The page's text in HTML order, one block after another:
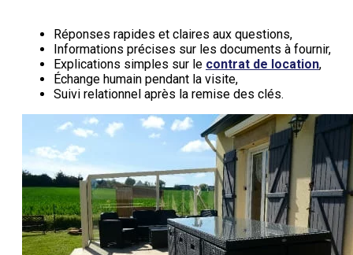
Réponses rapides et claires aux questions,
Informations précises sur les documents à fournir,
Explications simples sur le contrat de location,
Échange humain pendant la visite,
Suivi relationnel après la remise des clés.